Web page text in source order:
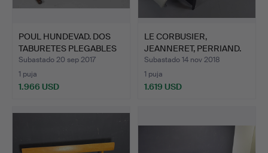
POUL HUNDEVAD. DOS
TABURETES PLEGABLES
EN …
Subastado 20 sep 2017
1 puja
1.966 USD
LE CORBUSIER,
JEANNERET, PERRIAND.
TUMBONA…
Subastado 14 nov 2018
1 puja
1.619 USD